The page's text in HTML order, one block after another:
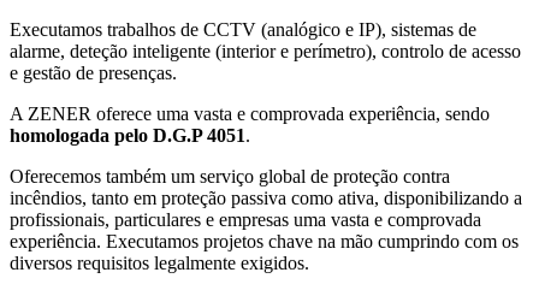
Executamos trabalhos de CCTV (analógico e IP), sistemas de
alarme, deteção inteligente (interior e perímetro), controlo de acesso
e gestão de presenças.
A ZENER oferece uma vasta e comprovada experiência, sendo
homologada pelo D.G.P 4051.
Oferecemos também um serviço global de proteção contra
incêndios, tanto em proteção passiva como ativa, disponibilizando a
profissionais, particulares e empresas uma vasta e comprovada
experiência. Executamos projetos chave na mão cumprindo com os
diversos requisitos legalmente exigidos.